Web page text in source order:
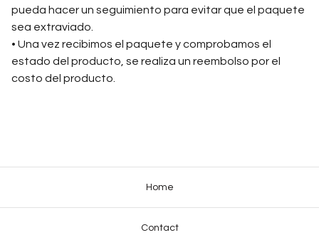
pueda hacer un seguimiento para evitar que el paquete
sea extraviado.
• Una vez recibimos el paquete y comprobamos el
estado del producto, se realiza un reembolso por el
costo del producto.
Home
Contact